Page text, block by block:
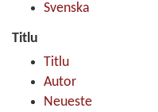
Svenska
Titlu
Titlu
Autor
Neueste